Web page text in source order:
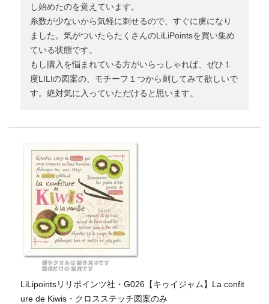
し始めたのを覚えています。
糸数が少ないから気軽に刺せるので、すぐに虜になり
ました。気がついたらたくさんのLiLiPointsを買い集め
ている状態です。
もし購入を悩まれている方がいらっしゃれば、ぜひ１
度LILIの図案の、モチーフ１つから刺してみて欲しいで
す。絶対気に入っていただけると思います。
LiLipointsリリポインツ社・G026【キゥイジャム】La confit
ure de Kiwis・クロスステッチ図案のみ